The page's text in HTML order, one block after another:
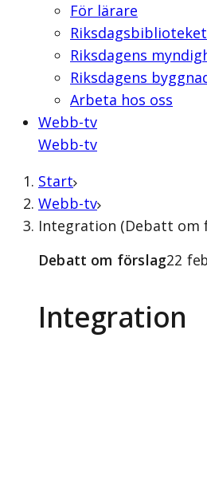
För lärare
Riksdagsbiblioteket
Riksdagens
Riksdagens
Arbeta hos oss
Webb-tv
Webb-tv
Start
Webb-tv
Integration (Debatt om
Integration
Debatt om förslag22